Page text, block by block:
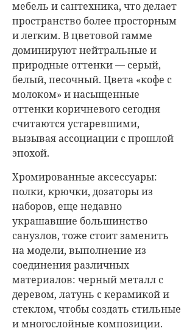
мебель и сантехника, что делает
пространство более просторным
и легким. В цветовой гамме
доминируют нейтральные и
природные оттенки — серый,
белый, песочный. Цвета «кофе с
молоком» и насыщенные
оттенки коричневого сегодня
считаются устаревшими,
вызывая ассоциации с прошлой
эпохой.
Хромированные аксессуары:
полки, крючки, дозаторы из
наборов, еще недавно
украшавшие большинство
санузлов, тоже стоит заменить
на модели, выполнение из
соединения различных
материалов: черный металл с
деревом, латунь с керамикой и
стеклом, чтобы создать стильные
и многослойные композиции.